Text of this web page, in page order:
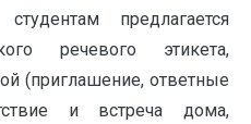
предлагается
речевого этикета,
(приглашение, ответные
и встреча дома,